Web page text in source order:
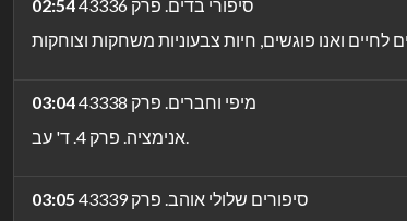
02:54
סיפורי בדים. פרק 43336
03:04
מיפי וחברים. פרק 43338
אנימציה. פרק 4. ד' עב.
03:05
סיפורים שלולי אוהב. פרק 43339